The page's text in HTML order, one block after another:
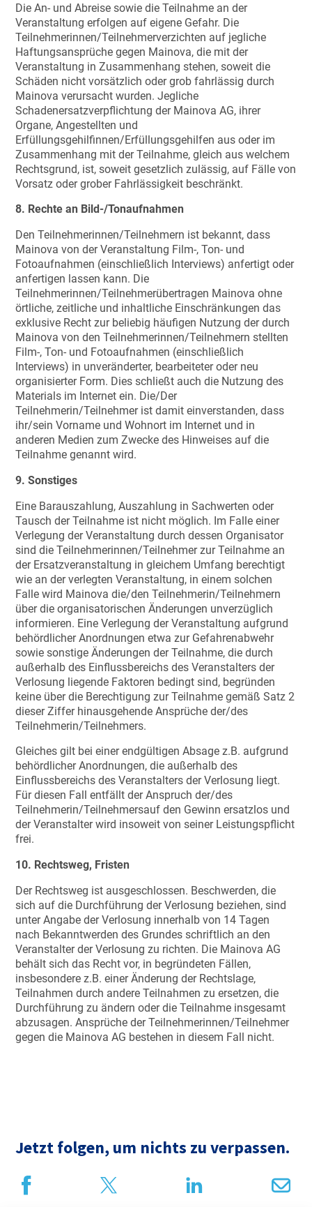
Die An- und Abreise sowie die Teilnahme an der
Veranstaltung erfolgen auf eigene Gefahr. Die
Teilnehmerinnen/Teilnehmerverzichten auf jegliche
Haftungsansprüche gegen Mainova, die mit der
Veranstaltung in Zusammenhang stehen, soweit die
Schäden nicht vorsätzlich oder grob fahrlässig durch
Mainova verursacht wurden. Jegliche
Schadenersatzverpflichtung der Mainova AG, ihrer
Organe, Angestellten und
Erfüllungsgehilfinnen/Erfüllungsgehilfen aus oder im
Zusammenhang mit der Teilnahme, gleich aus welchem
Rechtsgrund, ist, soweit gesetzlich zulässig, auf Fälle von
Vorsatz oder grober Fahrlässigkeit beschränkt.
8. Rechte an Bild-/Tonaufnahmen
Den Teilnehmerinnen/Teilnehmern ist bekannt, dass
Mainova von der Veranstaltung Film-, Ton- und
Fotoaufnahmen (einschließlich Interviews) anfertigt oder
anfertigen lassen kann. Die
Teilnehmerinnen/Teilnehmerübertragen Mainova ohne
örtliche, zeitliche und inhaltliche Einschränkungen das
exklusive Recht zur beliebig häufigen Nutzung der durch
Mainova von den Teilnehmerinnen/Teilnehmern stellten
Film-, Ton- und Fotoaufnahmen (einschließlich
Interviews) in unveränderter, bearbeiteter oder neu
organisierter Form. Dies schließt auch die Nutzung des
Materials im Internet ein. Die/Der
Teilnehmerin/Teilnehmer ist damit einverstanden, dass
ihr/sein Vorname und Wohnort im Internet und in
anderen Medien zum Zwecke des Hinweises auf die
Teilnahme genannt wird.
9. Sonstiges
Eine Barauszahlung, Auszahlung in Sachwerten oder
Tausch der Teilnahme ist nicht möglich. Im Falle einer
Verlegung der Veranstaltung durch dessen Organisator
sind die Teilnehmerinnen/Teilnehmer zur Teilnahme an
der Ersatzveranstaltung in gleichem Umfang berechtigt
wie an der verlegten Veranstaltung, in einem solchen
Falle wird Mainova die/den Teilnehmerin/Teilnehmern
über die organisatorischen Änderungen unverzüglich
informieren. Eine Verlegung der Veranstaltung aufgrund
behördlicher Anordnungen etwa zur Gefahrenabwehr
sowie sonstige Änderungen der Teilnahme, die durch
außerhalb des Einflussbereichs des Veranstalters der
Verlosung liegende Faktoren bedingt sind, begründen
keine über die Berechtigung zur Teilnahme gemäß Satz 2
dieser Ziffer hinausgehende Ansprüche der/des
Teilnehmerin/Teilnehmers.
Gleiches gilt bei einer endgültigen Absage z.B. aufgrund
behördlicher Anordnungen, die außerhalb des
Einflussbereichs des Veranstalters der Verlosung liegt.
Für diesen Fall entfällt der Anspruch der/des
Teilnehmerin/Teilnehmersauf den Gewinn ersatzlos und
der Veranstalter wird insoweit von seiner Leistungspflicht
frei.
10. Rechtsweg, Fristen
Der Rechtsweg ist ausgeschlossen. Beschwerden, die
sich auf die Durchführung der Verlosung beziehen, sind
unter Angabe der Verlosung innerhalb von 14 Tagen
nach Bekanntwerden des Grundes schriftlich an den
Veranstalter der Verlosung zu richten. Die Mainova AG
behält sich das Recht vor, in begründeten Fällen,
insbesondere z.B. einer Änderung der Rechtslage,
Teilnahmen durch andere Teilnahmen zu ersetzen, die
Durchführung zu ändern oder die Teilnahme insgesamt
abzusagen. Ansprüche der Teilnehmerinnen/Teilnehmer
gegen die Mainova AG bestehen in diesem Fall nicht.
Jetzt folgen, um nichts zu verpassen.